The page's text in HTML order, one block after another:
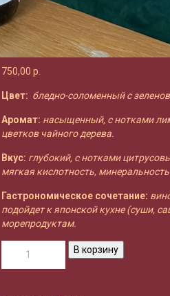
750,00р.
Цвет: бледно-соломенный с
Аромат: насыщенный, с нотками
цветков чайного дерева.
Вкус: глубокий, с нотками
мягкая кислотность,
Гастрономическое сочетание:
подойдет к японской кухне (суши,
морепродуктам.
товара
В корзину